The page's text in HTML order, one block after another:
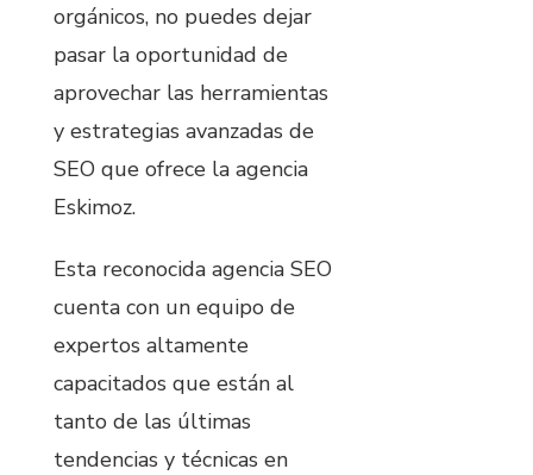
orgánicos, no puedes dejar
pasar la oportunidad de
aprovechar las herramientas
y estrategias avanzadas de
SEO que ofrece la agencia
Eskimoz.
Esta reconocida agencia SEO
cuenta con un equipo de
expertos altamente
capacitados que están al
tanto de las últimas
tendencias y técnicas en